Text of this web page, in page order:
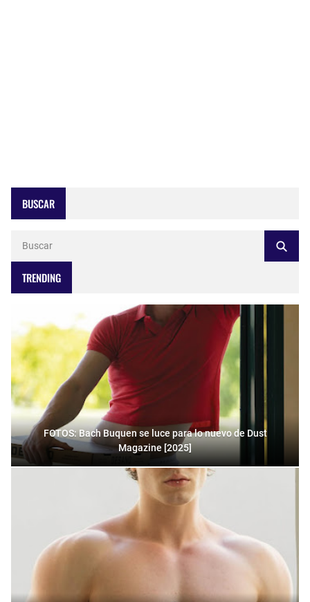
BUSCAR
TRENDING
FOTOS: Bach Buquen se luce para lo nuevo de Dust
Magazine [2025]